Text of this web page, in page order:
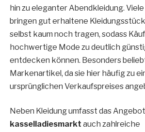
hin zu eleganter Abendkleidung.
bringen gut erhaltene
selbst kaum noch tragen, sodass
hochwertige Mode zu deutlich
entdecken können. Besonders
Markenartikel, da sie hier häufig zu
ursprünglichen Verkaufspreises
Neben Kleidung umfasst das
kasselladiesmarkt auch zahlreiche